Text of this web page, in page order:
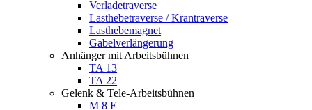
Verladetraverse
Lasthebetraverse / Krantraverse
Lasthebemagnet
Gabelverlängerung
Anhänger mit Arbeitsbühnen
TA 13
TA 22
Gelenk & Tele-Arbeitsbühnen
M 8 E